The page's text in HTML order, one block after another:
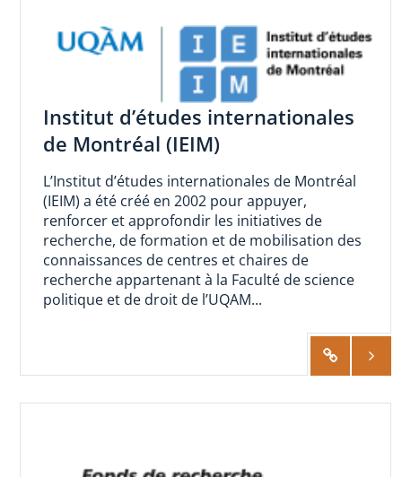
Institut d’études internationales
de Montréal (IEIM)
L’Institut d’études internationales de Montréal
(IEIM) a été créé en 2002 pour appuyer,
renforcer et approfondir les initiatives de
recherche, de formation et de mobilisation des
connaissances de centres et chaires de
recherche appartenant à la Faculté de science
politique et de droit de l’UQAM...